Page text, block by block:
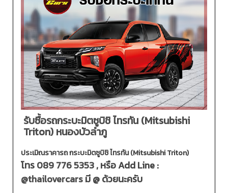
รับซื้อรถกระบะมิตซูบิชิ ไทรทัน (Mitsubishi
Triton) หนองบัวลำภู
ประเมิณราคารถ กระบะมิตซูบิชิ ไทรทัน (Mitsubishi Triton)
โทร089 776 5353, หรือ Add Line :
@thailovercarsมี @ ด้วยนะครับ